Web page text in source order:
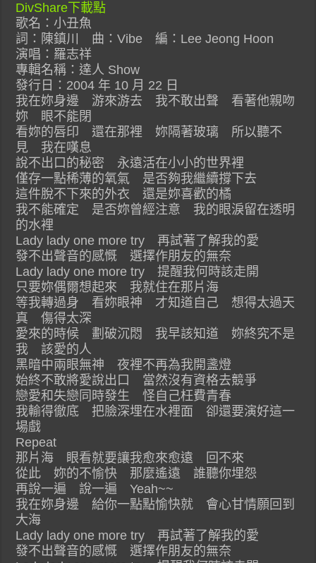
DivShare下載點
歌名：小丑魚
詞：陳鎮川 曲：Vibe 編：Lee Jeong Hoon
演唱：羅志祥
專輯名稱：達人 Show
發行日：2004 年 10 月 22 日
我在妳身邊 游來游去 我不敢出聲 看著他親吻
妳 眼不能閉
看妳的唇印 還在那裡 妳隔著玻璃 所以聽不
見 我在嘆息
說不出口的秘密 永遠活在小小的世界裡
僅存一點稀薄的氧氣 是否夠我繼續撐下去
這件脫不下來的外衣 還是妳喜歡的橘
我不能確定 是否妳曾經注意 我的眼淚留在透明
的水裡
Lady lady one more try 再試著了解我的愛
發不出聲音的感慨 選擇作朋友的無奈
Lady lady one more try 提醒我何時該走開
只要妳偶爾想起來 我就住在那片海
等我轉過身 看妳眼神 才知道自己 想得太過天
真 傷得太深
愛來的時候 劃破沉悶 我早該知道 妳終究不是
我 該愛的人
黑暗中兩眼無神 夜裡不再為我開盞燈
始終不敢將愛說出口 當然沒有資格去競爭
戀愛和失戀同時發生 怪自己枉費青春
我輸得徹底 把臉深埋在水裡面 卻還要演好這一
場戲
Repeat
那片海 眼看就要讓我愈來愈遠 回不來
從此 妳的不愉快 那麼遙遠 誰聽你埋怨
再說一遍 說一遍 Yeah~~
我在妳身邊 給你一點點愉快就 會心甘情願回到
大海
Lady lady one more try 再試著了解我的愛
發不出聲音的感慨 選擇作朋友的無奈